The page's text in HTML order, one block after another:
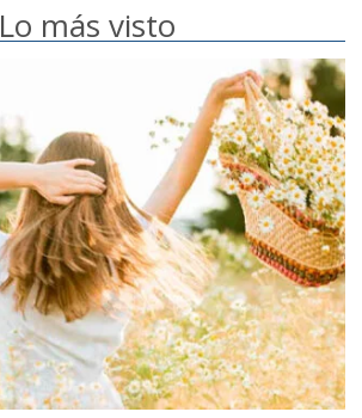
Lo más visto